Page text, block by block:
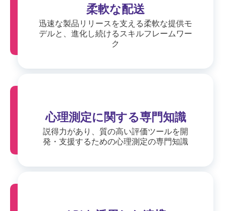
柔軟な配送
迅速な製品リリースを支える柔軟な提供モ
デルと、進化し続けるスキルフレームワー
ク
心理測定に関する専門知識
説得力があり、質の高い評価ツールを開
発・支援するための心理測定の専門知識